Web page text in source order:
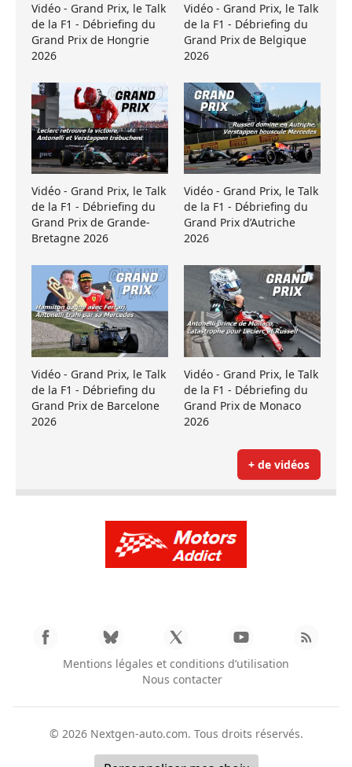
Vidéo - Grand Prix, le Talk
de la F1 - Débriefing du
Grand Prix de Hongrie
2026
Vidéo - Grand Prix, le Talk
de la F1 - Débriefing du
Grand Prix de Belgique
2026
Vidéo - Grand Prix, le Talk
de la F1 - Débriefing du
Grand Prix de Grande-
Bretagne 2026
Vidéo - Grand Prix, le Talk
de la F1 - Débriefing du
Grand Prix d’Autriche
2026
Vidéo - Grand Prix, le Talk
de la F1 - Débriefing du
Grand Prix de Barcelone
2026
Vidéo - Grand Prix, le Talk
de la F1 - Débriefing du
Grand Prix de Monaco
2026
+ de vidéos
Mentions légales et conditions d’utilisation
Nous contacter
© 2026 Nextgen-auto.com. Tous droits réservés.